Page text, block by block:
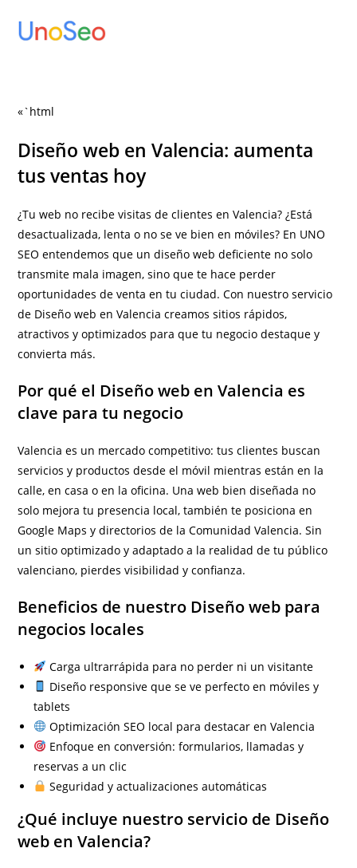
«`html
Diseño web en Valencia: aumenta
tus ventas hoy
¿Tu web no recibe visitas de clientes en Valencia? ¿Está
desactualizada, lenta o no se ve bien en móviles? En UNO
SEO entendemos que un diseño web deficiente no solo
transmite mala imagen, sino que te hace perder
oportunidades de venta en tu ciudad. Con nuestro servicio
de Diseño web en Valencia creamos sitios rápidos,
atractivos y optimizados para que tu negocio destaque y
convierta más.
Por qué el Diseño web en Valencia es
clave para tu negocio
Valencia es un mercado competitivo: tus clientes buscan
servicios y productos desde el móvil mientras están en la
calle, en casa o en la oficina. Una web bien diseñada no
solo mejora tu presencia local, también te posiciona en
Google Maps y directorios de la Comunidad Valencia. Sin
un sitio optimizado y adaptado a la realidad de tu público
valenciano, pierdes visibilidad y confianza.
Beneficios de nuestro Diseño web para
negocios locales
Carga ultrarrápida para no perder ni un visitante
Diseño responsive que se ve perfecto en móviles y
tablets
Optimización SEO local para destacar en Valencia
Enfoque en conversión: formularios, llamadas y
reservas a un clic
Seguridad y actualizaciones automáticas
¿Qué incluye nuestro servicio de Diseño
web en Valencia?